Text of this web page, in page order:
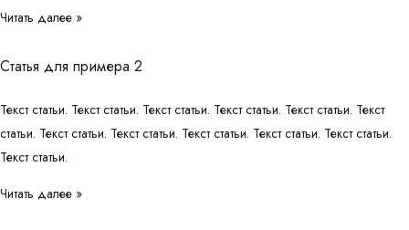
Читать далее »
Статья для примера 2
Текст статьи. Текст статьи. Текст статьи. Текст статьи. Текст статьи. Текст
статьи. Текст статьи. Текст статьи. Текст статьи. Текст статьи. Текст статьи.
Текст статьи.
Читать далее »